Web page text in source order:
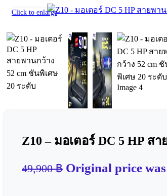
น้ำยาหล่อลื่นลู่วิ่ง
Functional / Training
อุปกรณ์ Hyrox
อุปกรณ์มวย
Flooring
แผ่นยางปูพื้นฟิตเนส (EPDM)
แผ่นรองพื้นฟิตเนส (EVA)
แผ่นรองลู่วิ่งไฟฟ้า
Gym sets / Packages
Commercial Gym Sets
Click to enlarge
Z10 – มอเตอร์ DC 5 HP ส
49,900฿ Original price